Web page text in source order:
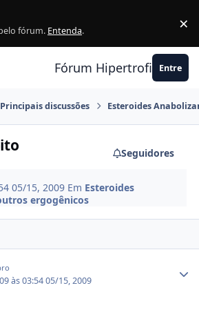
fórum. Entenda. ×
Fórum Hipertrofia.org
Entre
Principais discussões Esteroides
Seguidores
05/15, 2009 Em Esteroides
ergogênicos
às 03:5405/15, 2009